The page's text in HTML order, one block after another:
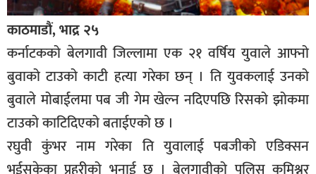
काठमाडौं, भाद्र २५
कर्नाटकको बेलगावी जिल्लामा एक २१ वर्षिय युवाले आफ्नो
बुवाको टाउको काटी हत्या गरेका छन् । ति युवकलाई उनको
बुवाले मोबाईलमा पब जी गेम खेल्न नदिएपछि रिसको झोकमा
टाउको काटिदिएको बताईएको छ ।
रघुवी कुंभर नाम गरेका ति युवालाई पबजीको एडिक्सन